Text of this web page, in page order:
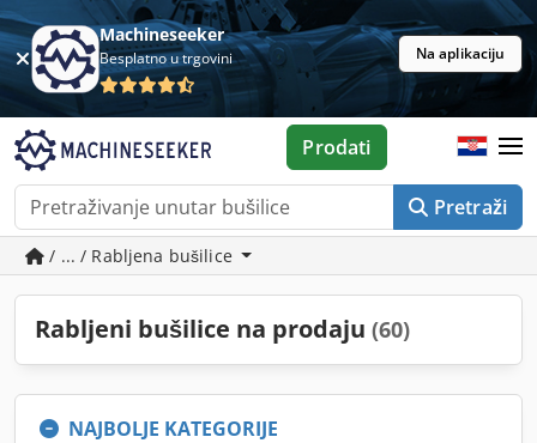
Machineseeker
Besplatno u trgovini Na aplikaciju
Pretraži
Prodati
/ ... / Rabljena bušilice
Rabljeni bušilice na prodaju (60)
NAJBOLJE KATEGORIJE